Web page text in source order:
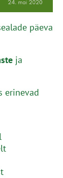
päeva
ja
erinevad